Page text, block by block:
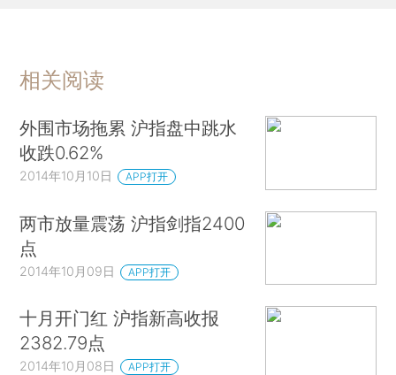
相关阅读
外围市场拖累 沪指盘中跳水
收跌0.62%
2014年10月10日 APP打开
两市放量震荡 沪指剑指2400
点
2014年10月09日 APP打开
十月开门红 沪指新高收报
2382.79点
2014年10月08日 APP打开